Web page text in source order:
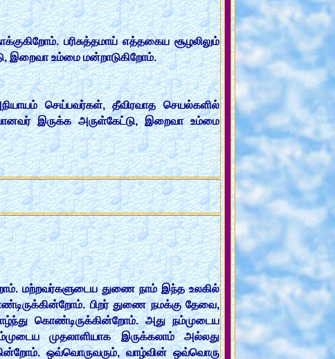
பரிசுத்தமாய் எத்தகைய சூழலிலும்
இறைவா உம்மை மன்றாடுகிறோம்.
செய்பவர்கள், தீவிரவாத செயல்களில்
இருக்க அருள்கேட்டு, இறைவா உம்மை
மற்றவர்களுடைய துணை நாம் இந்த உலகில்
பிறர் துணை நமக்கு தேவை,
கொண்டிருக்கின்றோம். அது நம்முடைய
முதலாளியாக இருக்கலாம் அல்லது
ஒவ்வொருவரும், வாழ்வின் ஒவ்வொரு